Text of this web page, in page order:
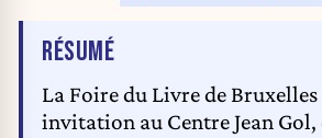
RÉSUMÉDE L'ARTICLE
La Foire du Livre de
invitation au Centre Jean Gol,